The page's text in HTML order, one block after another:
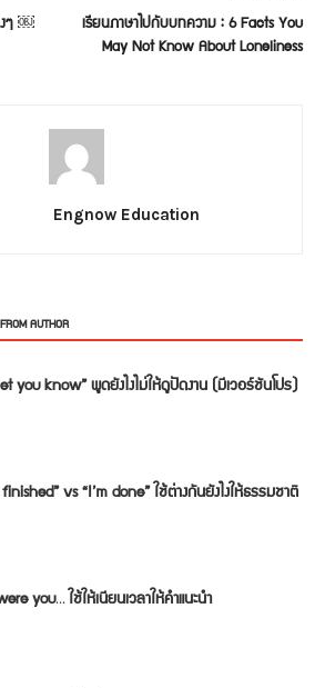
งๆ ￼ เรียนภาษาไปกับบทความ : 6 Facts You
May Not Know About Loneliness
Engnow Education
AUTHOR
you know” พูดยังไงไม่ให้ดูปัดงาน (มีเวอร์ชันโปร)
vs “I’m done” ใช้ต่างกันยังไงให้ธรรมชาติ
you… ใช้ให้เนียนเวลาให้คำแนะนำ